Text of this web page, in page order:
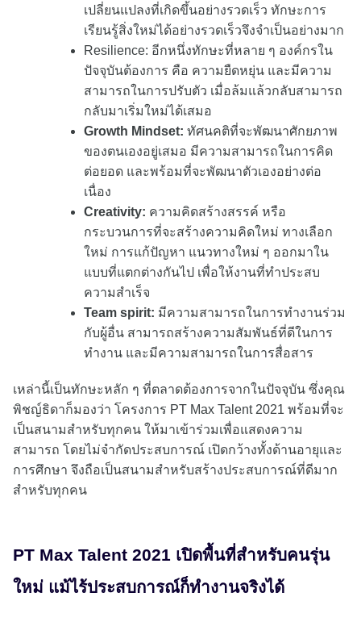
เปลี่ยนแปลงที่เกิดขึ้นอย่างรวดเร็ว ทักษะการ
เรียนรู้สิ่งใหม่ได้อย่างรวดเร็วจึงจำเป็นอย่างมาก
Resilience: อีกหนึ่งทักษะที่หลาย ๆ องค์กรใน
ปัจจุบันต้องการ คือ ความยืดหยุ่น และมีความ
สามารถในการปรับตัว เมื่อล้มแล้วกลับสามารถ
กลับมาเริ่มใหม่ได้เสมอ
Growth Mindset: ทัศนคติที่จะพัฒนาศักยภาพ
ของตนเองอยู่เสมอ มีความสามารถในการคิด
ต่อยอด และพร้อมที่จะพัฒนาตัวเองอย่างต่อ
เนื่อง
Creativity: ความคิดสร้างสรรค์ หรือ
กระบวนการที่จะสร้างความคิดใหม่ ทางเลือก
ใหม่ การแก้ปัญหา แนวทางใหม่ ๆ ออกมาใน
แบบที่แตกต่างกันไป เพื่อให้งานที่ทำประสบ
ความสำเร็จ
Team spirit: มีความสามารถในการทำงานร่วม
กับผู้อื่น สามารถสร้างความสัมพันธ์ที่ดีในการ
ทำงาน และมีความสามารถในการสื่อสาร
เหล่านี้เป็นทักษะหลัก ๆ ที่ตลาดต้องการจากในปัจจุบัน ซึ่งคุณ
พิชญ์ธิดาก็มองว่า โครงการ PT Max Talent 2021 พร้อมที่จะ
เป็นสนามสำหรับทุกคน ให้มาเข้าร่วมเพื่อแสดงความ
สามารถ โดยไม่จำกัดประสบการณ์ เปิดกว้างทั้งด้านอายุและ
การศึกษา จึงถือเป็นสนามสำหรับสร้างประสบการณ์ที่ดีมาก
สำหรับทุกคน
PT Max Talent 2021 เปิดพื้นที่สำหรับคนรุ่น
ใหม่ แม้ไร้ประสบการณ์ก็ทำงานจริงได้